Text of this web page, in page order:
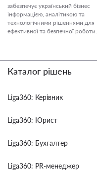
забезпечує український бізнес
інформацією, аналітикою та
технологічними рішеннями для
ефективної та безпечної роботи.
Каталог рішень
Liga360: Керівник
Liga360: Юрист
Liga360: Бухгалтер
Liga360: PR-менеджер